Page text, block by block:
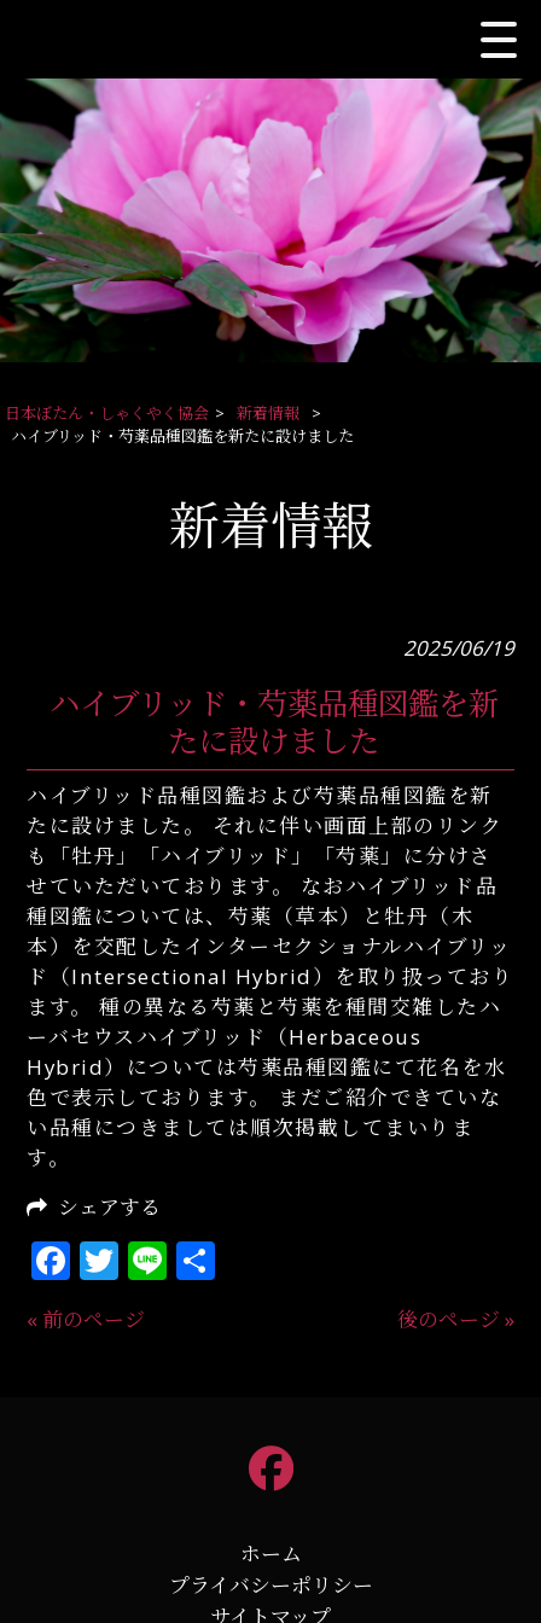
日本ぼたん・しゃくやく協会 > 新着情報
>
ハイブリッド・芍薬品種図鑑を新たに設けました
新着情報
2025/06/19
ハイブリッド・芍薬品種図鑑を新
たに設けました
ハイブリッド品種図鑑および芍薬品種図鑑を新
たに設けました。 それに伴い画面上部のリンク
も「牡丹」「ハイブリッド」「芍薬」に分けさ
せていただいております。 なおハイブリッド品
種図鑑については、芍薬（草本）と牡丹（木
本）を交配したインターセクショナルハイブリッ
ド（Intersectional Hybrid）を取り扱っており
ます。 種の異なる芍薬と芍薬を種間交雑したハ
ーバセウスハイブリッド（Herbaceous
Hybrid）については芍薬品種図鑑にて花名を水
色で表示しております。 まだご紹介できていな
い品種につきましては順次掲載してまいりま
す。
シェアする
Facebook
Twitter
Line
« 前のページ 後のページ »
ホーム
プライバシーポリシー
サイトマップ